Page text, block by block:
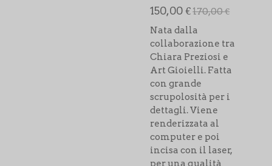
150,00 €170,00 €
Nata dalla
collaborazione tra
Chiara Preziosi e
Art Gioielli. Fatta
con grande
scrupolosità per i
dettagli. Viene
renderizzata al
computer e poi
incisa con il laser,
per una qualità